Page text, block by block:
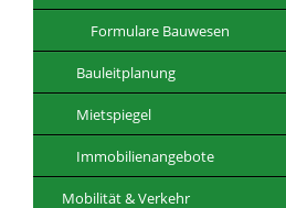
Formulare Bauwesen
Bauleitplanung
Mietspiegel
Immobilienangebote
Mobilität & Verkehr